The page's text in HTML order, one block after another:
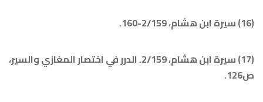
(16) سيرة ابن هشام، 2/159-160.
(17) سيرة ابن هشام، 2/159. الدرر في اختصار المغازي والسير،
ص126.